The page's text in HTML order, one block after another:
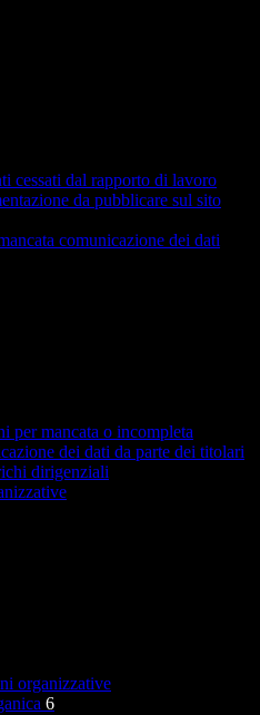
cessati dal rapporto di lavoro
da pubblicare sul sito
comunicazione dei dati
per mancata o incompleta
dei dati da parte dei titolari
dirigenziali
organizzative
6